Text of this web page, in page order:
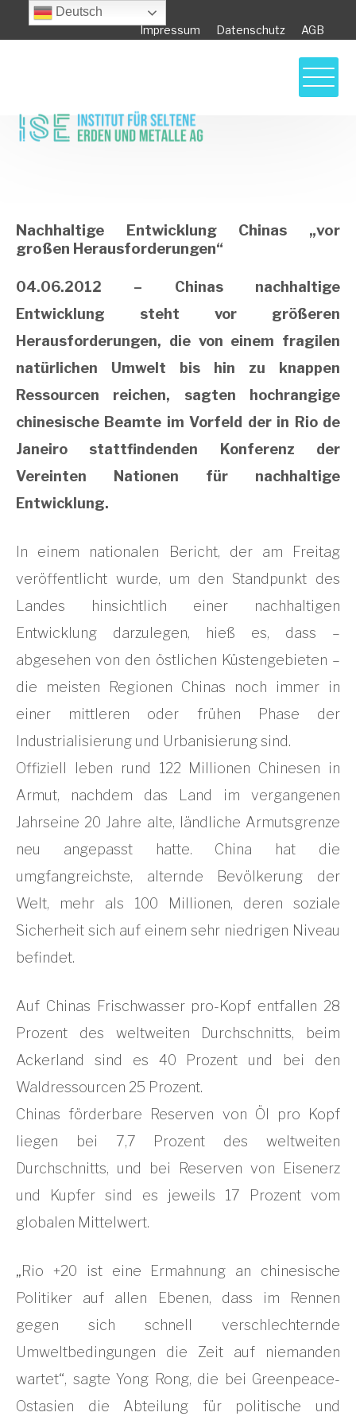
Impressum Datenschutz AGB
Nachhaltige Entwicklung Chinas „vor
Nachhaltige Entwicklung Chinas „vor
großen Herausforderungen“
04.06.2012 – Chinas nachhaltige
Entwicklung steht vor größeren
Herausforderungen, die von einem fragilen
natürlichen Umwelt bis hin zu knappen
Ressourcen reichen, sagten hochrangige
chinesische Beamte im Vorfeld der in Rio de
Janeiro stattfindenden Konferenz der
Vereinten Nationen für nachhaltige
Entwicklung.
In einem nationalen Bericht, der am Freitag
veröffentlicht wurde, um den Standpunkt des
Landes hinsichtlich einer nachhaltigen
Entwicklung darzulegen, hieß es, dass –
abgesehen von den östlichen Küstengebieten –
die meisten Regionen Chinas noch immer in
einer mittleren oder frühen Phase der
Industrialisierung und Urbanisierung sind.
Offiziell leben rund 122 Millionen Chinesen in
Armut, nachdem das Land im vergangenen
Jahrseine 20 Jahre alte, ländliche Armutsgrenze
neu angepasst hatte. China hat die
umgfangreichste, alternde Bevölkerung der
Welt, mehr als 100 Millionen, deren soziale
Sicherheit sich auf einem sehr niedrigen Niveau
befindet.
Auf Chinas Frischwasser pro-Kopf entfallen 28
Prozent des weltweiten Durchschnitts, beim
Ackerland sind es 40 Prozent und bei den
Waldressourcen 25 Prozent.
Chinas förderbare Reserven von Öl pro Kopf
liegen bei 7,7 Prozent des weltweiten
Durchschnitts, und bei Reserven von Eisenerz
und Kupfer sind es jeweils 17 Prozent vom
globalen Mittelwert.
„Rio +20 ist eine Ermahnung an chinesische
Politiker auf allen Ebenen, dass im Rennen
gegen sich schnell verschlechternde
Umweltbedingungen die Zeit auf niemanden
wartet“, sagte Yong Rong, die bei Greenpeace-
Ostasien die Abteilung für politische und
Deutsch